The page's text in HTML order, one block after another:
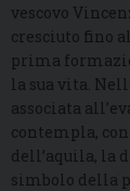
vescovo
cresciuto fino
prima
la sua vita.
associata
contempla,
dell’aquila, la
simbolo della